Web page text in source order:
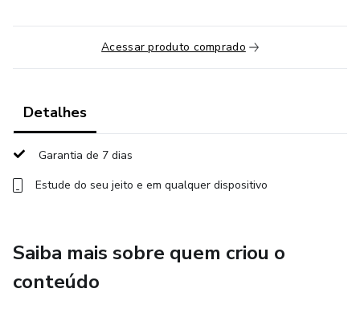
5. Planilha de Metas e Indicadores
Acessar produto comprado
Detalhes
Garantia de 7 dias
Estude do seu jeito e em qualquer dispositivo
Saiba mais sobre quem criou o
conteúdo